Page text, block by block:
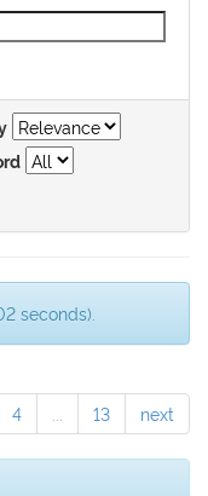
seconds).
4 13 next